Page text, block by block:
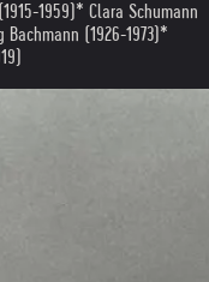
1959) * Clara Schumann
(1926-1973) *